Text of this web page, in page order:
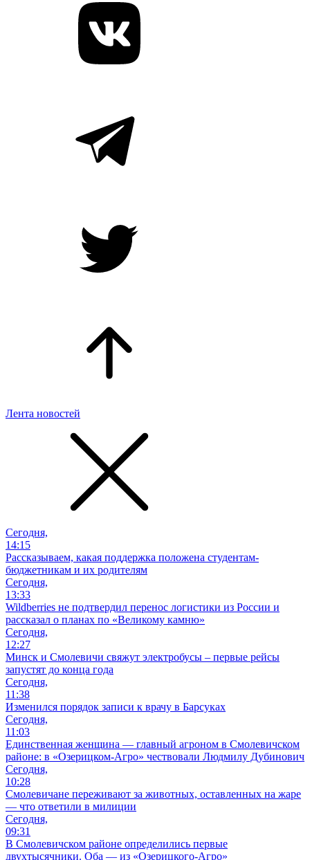
Лента новостей
Сегодня,
14:15
Рассказываем, какая поддержка положена студентам-
бюджетникам и их родителям
Сегодня,
13:33
Wildberries не подтвердил перенос логистики из России и
рассказал о планах по «Великому камню»
Сегодня,
12:27
Минск и Смолевичи свяжут электробусы – первые рейсы
запустят до конца года
Сегодня,
11:38
Изменился порядок записи к врачу в Барсуках
Сегодня,
11:03
Единственная женщина — главный агроном в Смолевичском
районе: в «Озерицком-Агро» чествовали Людмилу Дубинович
Сегодня,
10:28
Смолевичане переживают за животных, оставленных на жаре
— что ответили в милиции
Сегодня,
09:31
В Смолевичском районе определились первые
двухтысячники. Оба — из «Озерицкого-Агро»